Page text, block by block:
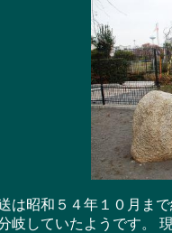
昭和５４年１０月ま
岐していたようです。